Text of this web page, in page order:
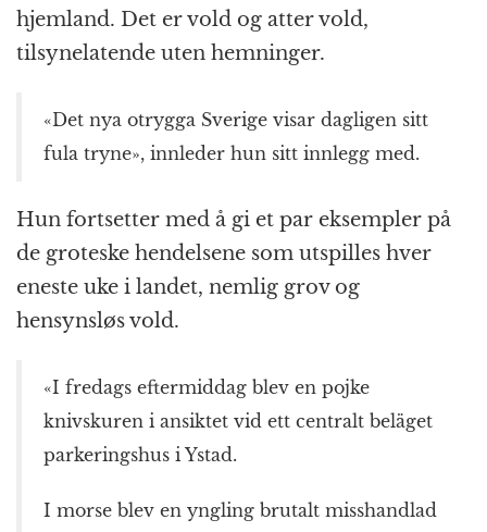
hjemland. Det er vold og atter vold,
tilsynelatende uten hemninger.
«Det nya otrygga Sverige visar dagligen sitt
fula tryne», innleder hun sitt innlegg med.
Hun fortsetter med å gi et par eksempler på
de groteske hendelsene som utspilles hver
eneste uke i landet, nemlig grov og
hensynsløs vold.
«I fredags eftermiddag blev en pojke
knivskuren i ansiktet vid ett centralt beläget
parkeringshus i Ystad.
I morse blev en yngling brutalt misshandlad